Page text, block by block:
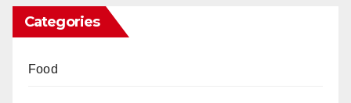
Categories
Food